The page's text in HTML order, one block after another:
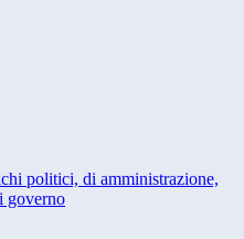
politici, di amministrazione,
governo